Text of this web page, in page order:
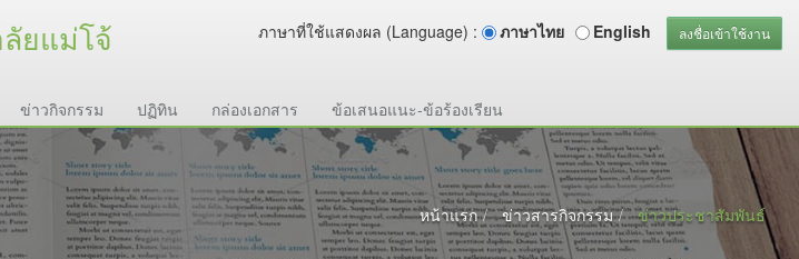
ยแม่โจ้ ภาษาที่ใช้แสดงผล (Language) : ภาษาไทย English ลงชื่อเข้าใช้งาน
ข่าวกิจกรรม ปฏิทิน กล่องเอกสาร ข้อเสนอแนะ-ข้อร้องเรียน
หน้าแรก ข่าวสารกิจกรรม ข่าวประชาสัมพันธ์